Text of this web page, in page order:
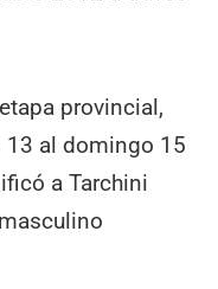
provincial,
13 al domingo 15
a Tarchini